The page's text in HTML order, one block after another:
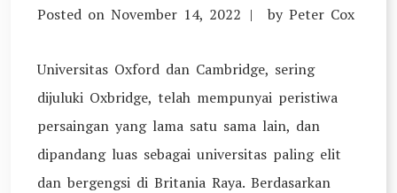
Posted on November 14, 2022 by Peter Cox
Universitas Oxford dan Cambridge, sering
dijuluki Oxbridge, telah mempunyai peristiwa
persaingan yang lama satu sama lain, dan
dipandang luas sebagai universitas paling elit
dan bergengsi di Britania Raya. Berdasarkan